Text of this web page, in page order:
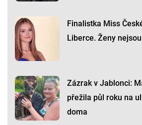
Finalistka Miss
Liberce. Ženy
Zázrak v Jablonci:
přežila půl roku na
doma